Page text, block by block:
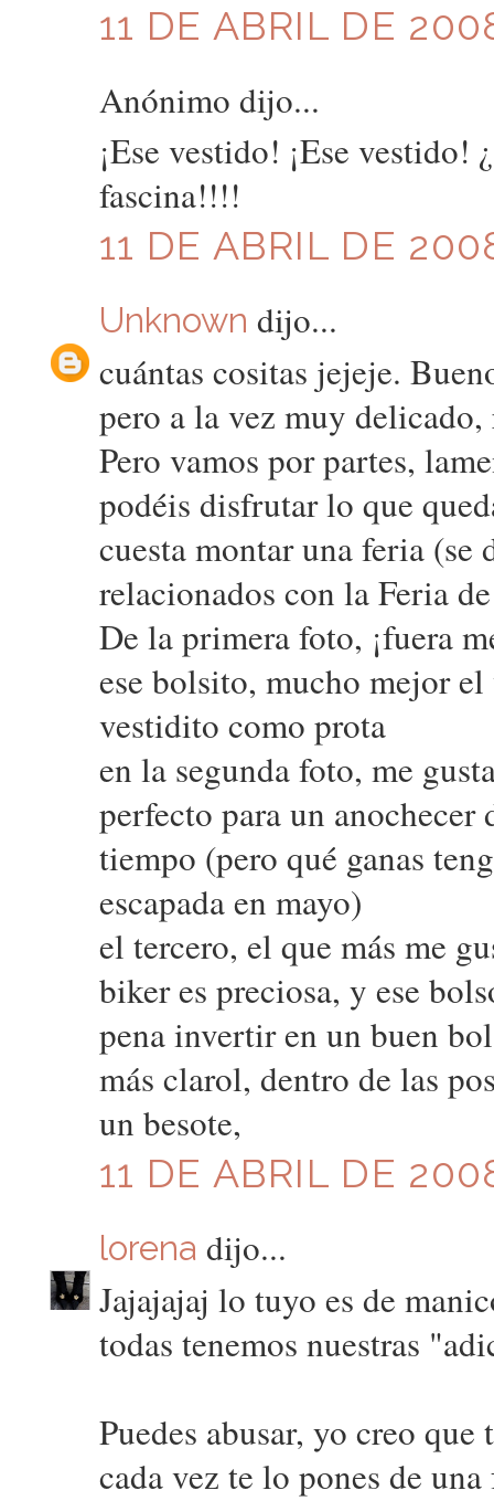
11 DE ABRIL DE
Anónimo dijo...
¡Ese vestido! ¡Ese
fascina!!!!
11 DE ABRIL DE
Unknown dijo...
cuántas cositas jejeje.
pero a la vez muy
Pero vamos por partes,
podéis disfrutar lo que
cuesta montar una feria (se
relacionados con la Feria
De la primera foto, ¡fuera
ese bolsito, mucho mejor
vestidito como prota
en la segunda foto, me
perfecto para un anochecer
tiempo (pero qué ganas
escapada en mayo)
el tercero, el que más me
biker es preciosa, y ese
pena invertir en un buen
más clarol, dentro de las
un besote,
11 DE ABRIL DE
lorena dijo...
Jajajajaj lo tuyo es de
todas tenemos nuestras
Puedes abusar, yo creo
cada vez te lo pones de